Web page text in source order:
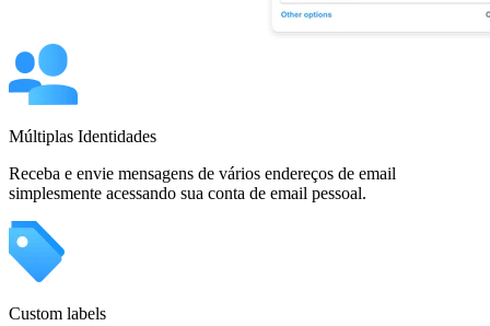
Múltiplas Identidades
Receba e envie mensagens de vários endereços de email
simplesmente acessando sua conta de email pessoal.
Custom labels